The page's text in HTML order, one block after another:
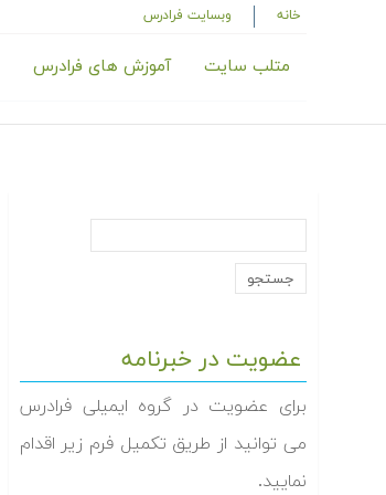
خانه وبسایت فرادرس
متلب سایت آموزش های فرادرس
عضویت در خبرنامه
برای عضویت در گروه ایمیلی فرادرس
می توانید از طریق تکمیل فرم زیر اقدام
نمایید.